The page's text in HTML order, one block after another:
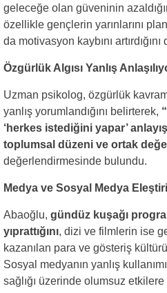
geleceğe olan güveninin
özellikle gençlerin yarınlarını
da motivasyon kaybını
Özgürlük Algısı Yanlış
Uzman psikolog, özgürlük
yanlış yorumlandığını belirterek,
‘herkes istediğini yapar’
toplumsal düzeni ve ortak
değerlendirmesinde bulundu.
Medya ve Sosyal Medya
Abaoğlu, gündüz kuşağı
yıprattığını, dizi ve filmlerin ise
kazanılan para ve gösteriş
Sosyal medyanın yanlış
sağlığı üzerinde olumsuz etkilere